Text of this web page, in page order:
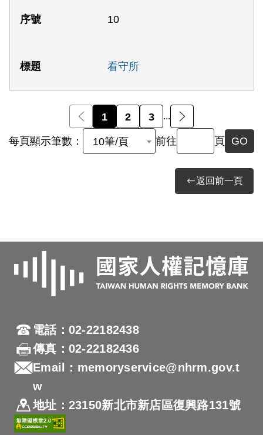
10
看守所
前一頁
1 2 3 ...
每頁顯示筆數： 10筆/頁 前往 頁 GO
返回前一頁
電話：02-22182438
傳真：02-22182436
Email：memoryservice@nhrm.gov.t
w
地址：23150新北市新店區復興路131號